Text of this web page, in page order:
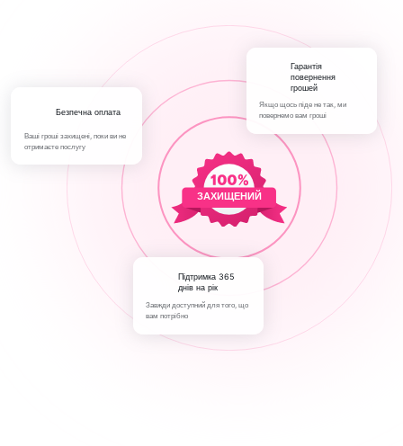
ЗАХИЩЕНИЙ
Безпечна оплата
Ваші гроші захищені, поки ви не
отримаєте послугу
Гарантія
повернення
грошей
Якщо щось піде не так, ми
повернемо вам гроші
Підтримка 365
днів на рік
Завжди доступний для того, що
вам потрібно